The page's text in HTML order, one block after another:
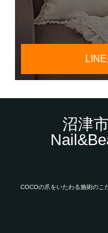
沼津
COCOの爪をいたわる施術のこ